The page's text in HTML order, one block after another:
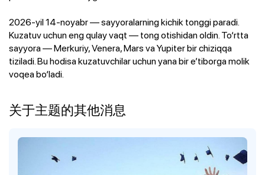
2026-yil 14-noyabr — sayyoralarning kichik tonggi paradi.
Kuzatuv uchun eng qulay vaqt — tong otishidan oldin. To‘rtta
sayyora — Merkuriy, Venera, Mars va Yupiter bir chiziqqa
tiziladi. Bu hodisa kuzatuvchilar uchun yana bir e’tiborga molik
voqea bo‘ladi.
关于主题的其他消息